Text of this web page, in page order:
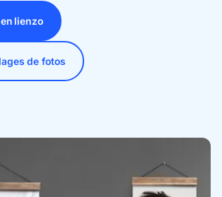
lienzo
de fotos